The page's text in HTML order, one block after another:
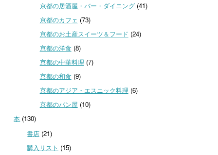
京都の居酒屋・バー・ダイニング(41)
京都のカフェ (73)
京都のお土産スイーツ＆フード (24)
京都の洋食 (8)
京都の中華料理 (7)
京都の和食 (9)
京都のアジア・エスニック料理 (6)
京都のパン屋 (10)
本 (130)
書店(21)
購入リスト (15)